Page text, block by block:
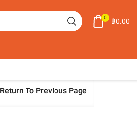
0 ฿0.00
Return To Previous Page